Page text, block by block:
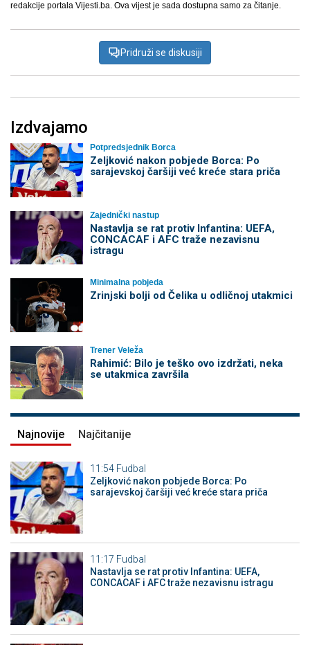
redakcije portala Vijesti.ba. Ova vijest je sada dostupna samo za čitanje.
Pridruži se diskusiji
Izdvajamo
Potpredsjednik Borca
Zeljković nakon pobjede Borca: Po
sarajevskoj čaršiji već kreće stara priča
Zajednički nastup
Nastavlja se rat protiv Infantina: UEFA,
CONCACAF i AFC traže nezavisnu
istragu
Minimalna pobjeda
Zrinjski bolji od Čelika u odličnoj utakmici
Trener Veleža
Rahimić: Bilo je teško ovo izdržati, neka
se utakmica završila
Najnovije Najčitanije
11:54 Fudbal
Zeljković nakon pobjede Borca: Po
sarajevskoj čaršiji već kreće stara priča
11:17 Fudbal
Nastavlja se rat protiv Infantina: UEFA,
CONCACAF i AFC traže nezavisnu istragu